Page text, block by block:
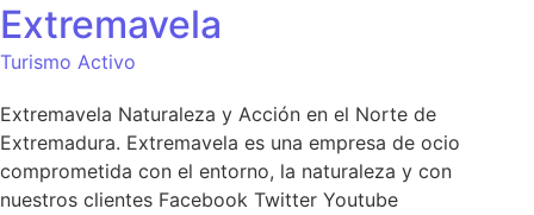
Extremavela
Turismo Activo
Extremavela Naturaleza y Acción en el Norte de
Extremadura. Extremavela es una empresa de ocio
comprometida con el entorno, la naturaleza y con
nuestros clientes Facebook Twitter Youtube